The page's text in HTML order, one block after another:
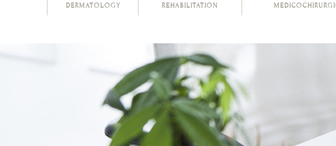
DERMATOLOGY REHABILITATION